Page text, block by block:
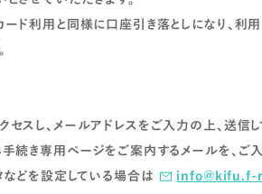
ード利用と同様に口座引き落としになり、
スし、メールアドレスをご入力の上、送信し
続き専用ページをご案内するメールを、ご
などを設定している場合は
info@kifu.f-